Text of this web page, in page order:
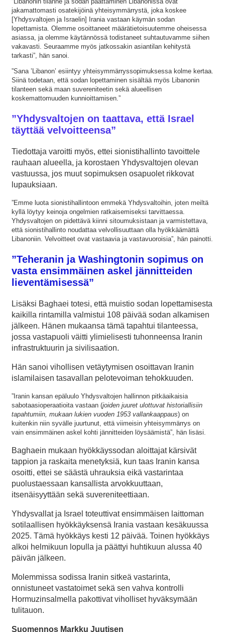
jakamattomasti osatekijöinä yhteisymmärrystä, joka koskee
[Yhdysvaltojen ja Israelin] Irania vastaan käymän sodan
lopettamista. Olemme osoittaneet määrätietoisuutemme oheisessa
asiassa, ja olemme käytännössä todistaneet suhtautuvamme siihen
vakavasti. Seuraamme myös jatkossakin asiantilan kehitystä
tarkasti”, hän sanoi.
”Sana ’Libanon’ esiintyy yhteisymmärryssopimuksessa kolme kertaa.
Siinä todetaan, että sodan lopettaminen sisältää myös Libanonin
tilanteen sekä maan suvereniteetin sekä alueellisen
koskemattomuuden kunnioittamisen.”
”Yhdysvaltojen on taattava, että Israel
täyttää velvoitteensa”
Tiedottaja varoitti myös, ettei sionistihallinto tavoittele
rauhaan alueella, ja korostaen Yhdysvaltojen olevan
vastuussa, jos muut sopimuksen osapuolet rikkovat
lupauksiaan.
”Emme luota sionistihallintoon emmekä Yhdysvaltoihin, joten meiltä
kyllä löytyy keinoja ongelmien ratkaisemiseksi tarvittaessa.
Yhdysvaltojen on pidettävä kiinni sitoumuksistaan ja varmistettava,
että sionistihallinto noudattaa velvollisuuttaan olla hyökkäämättä
Libanoniin. Velvoitteet ovat vastaavia ja vastavuoroisia”, hän painotti.
”Teheranin ja Washingtonin sopimus on
vasta ensimmäinen askel jännitteiden
lieventämisessä”
Lisäksi Baghaei totesi, että muistio sodan lopettamisesta
kaikilla rintamilla valmistui 108 päivää sodan alkamisen
jälkeen. Hänen mukaansa tämä tapahtui tilanteessa,
jossa vastapuoli väitti ylimielisesti tuhonneensa Iranin
infrastruktuurin ja sivilisaation.
Hän sanoi vihollisen vetäytymisen osoittavan Iranin
islamilaisen tasavallan pelotevoiman tehokkuuden.
”Iranin kansan epäluulo Yhdysvaltojen hallinnon pitkäaikaisia
sabotaasioperaatioita vastaan (joiden juuret ulottuvat historiallisiin
tapahtumiin, mukaan lukien vuoden 1953 vallankaappaus) on
kuitenkin niin syvälle juurtunut, että viimeisin yhteisymmärrys on
vain ensimmäinen askel kohti jännitteiden löysäämistä”, hän lisäsi.
Baghaein mukaan hyökkäyssodan aloittajat kärsivät
tappion ja raskaita menetyksiä, kun taas Iranin kansa
osoitti, ettei se säästä uhrauksia eikä vastarintaa
puolustaessaan kansallista arvokkuuttaan,
itsenäisyyttään sekä suvereniteettiaan.
Yhdysvallat ja Israel toteuttivat ensimmäisen laittoman
sotilaallisen hyökkäyksensä Irania vastaan kesäkuussa
2025. Tämä hyökkäys kesti 12 päivää. Toinen hyökkäys
alkoi helmikuun lopulla ja päättyi huhtikuun alussa 40
päivän jälkeen.
Molemmissa sodissa Iranin sitkeä vastarinta,
onnistuneet vastatoimet sekä sen vahva kontrolli
Hormuzinsalmella pakottivat viholliset hyväksymään
tulitauon.
Suomennos Markku Juutisen